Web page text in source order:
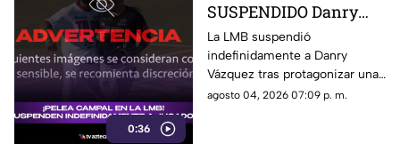
0:36
SUSPENDIDO Danry
Vázquez de la LMB?
Filtran video de la
BRUTAL agresión
La LMB suspendió
indefinidamente a Danry
Vázquez tras protagonizar una
pelea campal, en la cual un
agosto 04, 2026 07:09 p. m.